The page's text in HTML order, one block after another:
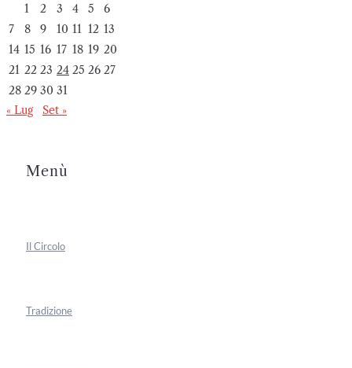
1
2 3 4 5
6
7
8 9 10 11 12 13
14 15 16 17 18 19 20
21 22 23 24 25 26 27
28 29 30 31
« Lug
Set »
Menù
Il Circolo
Tradizione